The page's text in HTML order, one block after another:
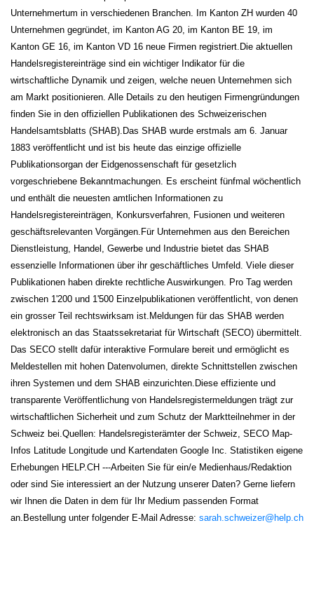
Unternehmertum in verschiedenen Branchen. Im Kanton ZH wurden 40
Unternehmen gegründet, im Kanton AG 20, im Kanton BE 19, im
Kanton GE 16, im Kanton VD 16 neue Firmen registriert. Die aktuellen
Handelsregistereinträge sind ein wichtiger Indikator für die
wirtschaftliche Dynamik und zeigen, welche neuen Unternehmen sich
am Markt positionieren. Alle Details zu den heutigen Firmengründungen
finden Sie in den offiziellen Publikationen des Schweizerischen
Handelsamtsblatts (SHAB). Das SHAB wurde erstmals am 6. Januar
1883 veröffentlicht und ist bis heute das einzige offizielle
Publikationsorgan der Eidgenossenschaft für gesetzlich
vorgeschriebene Bekanntmachungen. Es erscheint fünfmal wöchentlich
und enthält die neuesten amtlichen Informationen zu
Handelsregistereinträgen, Konkursverfahren, Fusionen und weiteren
geschäftsrelevanten Vorgängen. Für Unternehmen aus den Bereichen
Dienstleistung, Handel, Gewerbe und Industrie bietet das SHAB
essenzielle Informationen über ihr geschäftliches Umfeld. Viele dieser
Publikationen haben direkte rechtliche Auswirkungen. Pro Tag werden
zwischen 1'200 und 1'500 Einzelpublikationen veröffentlicht, von denen
ein grosser Teil rechtswirksam ist. Meldungen für das SHAB werden
elektronisch an das Staatssekretariat für Wirtschaft (SECO) übermittelt.
Das SECO stellt dafür interaktive Formulare bereit und ermöglicht es
Meldestellen mit hohen Datenvolumen, direkte Schnittstellen zwischen
ihren Systemen und dem SHAB einzurichten. Diese effiziente und
transparente Veröffentlichung von Handelsregistermeldungen trägt zur
wirtschaftlichen Sicherheit und zum Schutz der Marktteilnehmer in der
Schweiz bei. Quellen: Handelsregisterämter der Schweiz, SECO Map-
Infos Latitude Longitude und Kartendaten Google Inc. Statistiken eigene
Erhebungen HELP.CH ---Arbeiten Sie für ein/e Medienhaus/Redaktion
oder sind Sie interessiert an der Nutzung unserer Daten? Gerne liefern
wir Ihnen die Daten in dem für Ihr Medium passenden Format
an. Bestellung unter folgender E-Mail Adresse: sarah.schweizer@help.ch